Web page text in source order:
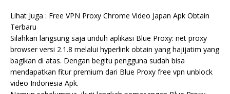
Lihat Juga : Free VPN Proxy Chrome Video Japan Apk Obtain
Terbaru
Silahkan langsung saja unduh aplikasi Blue Proxy: net proxy
browser versi 2.1.8 melalui hyperlink obtain yang hajijatim yang
bagikan di atas. Dengan begitu pengguna sudah bisa
mendapatkan fitur premium dari Blue Proxy free vpn unblock
video Indonesia Apk.